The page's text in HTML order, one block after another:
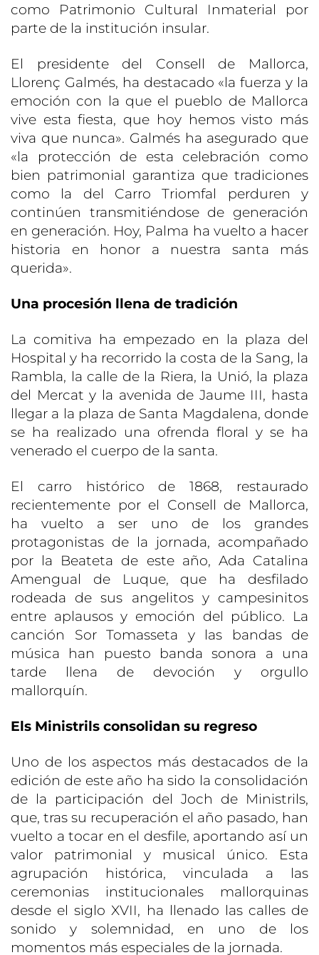
como Patrimonio Cultural Inmaterial por
parte de la institución insular.
El presidente del Consell de Mallorca,
Llorenç Galmés, ha destacado «la fuerza y la
emoción con la que el pueblo de Mallorca
vive esta fiesta, que hoy hemos visto más
viva que nunca». Galmés ha asegurado que
«la protección de esta celebración como
bien patrimonial garantiza que tradiciones
como la del Carro Triomfal perduren y
continúen transmitiéndose de generación
en generación. Hoy, Palma ha vuelto a hacer
historia en honor a nuestra santa más
querida».
Una procesión llena de tradición
La comitiva ha empezado en la plaza del
Hospital y ha recorrido la costa de la Sang, la
Rambla, la calle de la Riera, la Unió, la plaza
del Mercat y la avenida de Jaume III, hasta
llegar a la plaza de Santa Magdalena, donde
se ha realizado una ofrenda floral y se ha
venerado el cuerpo de la santa.
El carro histórico de 1868, restaurado
recientemente por el Consell de Mallorca,
ha vuelto a ser uno de los grandes
protagonistas de la jornada, acompañado
por la Beateta de este año, Ada Catalina
Amengual de Luque, que ha desfilado
rodeada de sus angelitos y campesinitos
entre aplausos y emoción del público. La
canción Sor Tomasseta y las bandas de
música han puesto banda sonora a una
tarde llena de devoción y orgullo
mallorquín.
Els Ministrils consolidan su regreso
Uno de los aspectos más destacados de la
edición de este año ha sido la consolidación
de la participación del Joch de Ministrils,
que, tras su recuperación el año pasado, han
vuelto a tocar en el desfile, aportando así un
valor patrimonial y musical único. Esta
agrupación histórica, vinculada a las
ceremonias institucionales mallorquinas
desde el siglo XVII, ha llenado las calles de
sonido y solemnidad, en uno de los
momentos más especiales de la jornada.